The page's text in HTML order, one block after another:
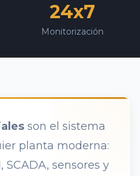
24x7
Monitorización
son el sistema
planta moderna:
SCADA, sensores y